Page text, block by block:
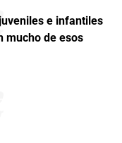
e infantiles
mucho de esos